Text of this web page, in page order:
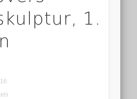
1.